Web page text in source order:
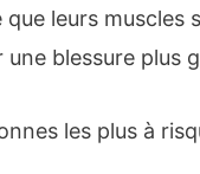
que leurs
une blessure plus
les plus à